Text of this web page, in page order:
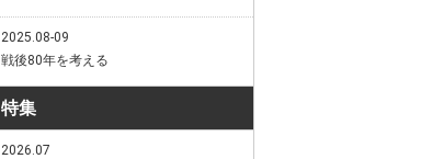
2025.08-09
戦後80年を考える
特集
2026.07